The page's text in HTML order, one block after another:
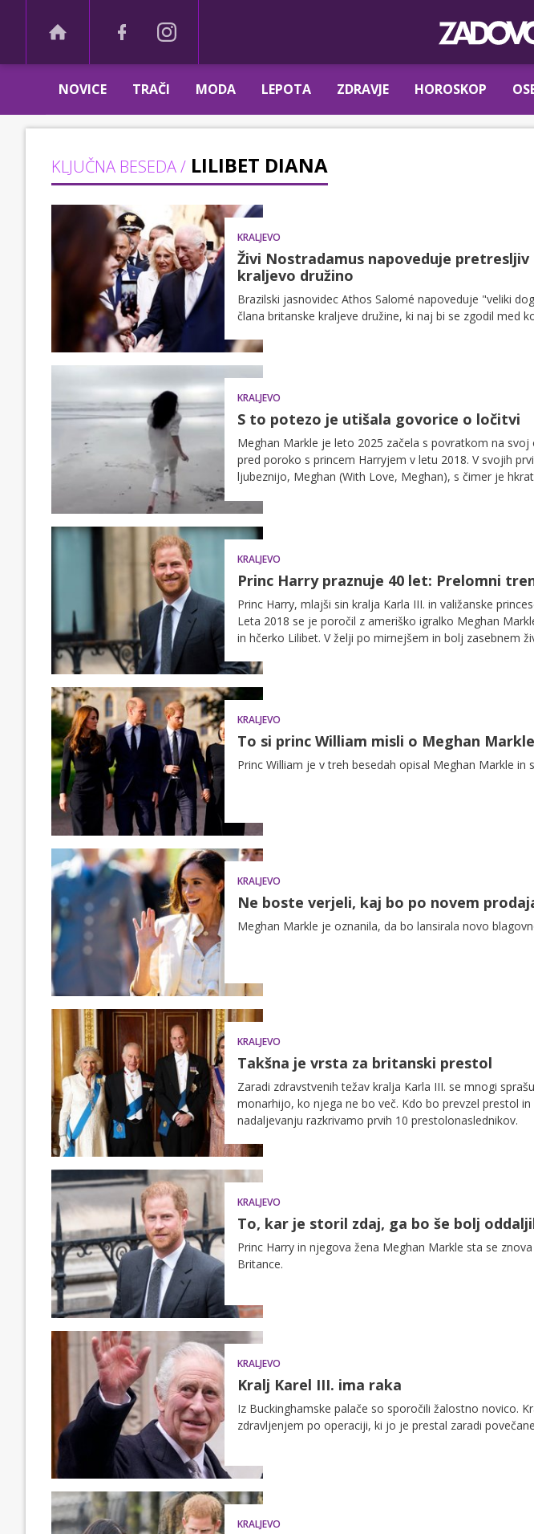
NOVICE TRAČI MODA LEPOTA ZDRAVJE HOROSKOP
KLJUČNA BESEDA / LILIBET DIANA
KRALJEVO
Živi Nostradamus napoveduje
kraljevo družino
Brazilski jasnovidec Athos Salomé napoveduje "veliki
člana britanske kraljeve družine, ki naj bi se zgodil med
KRALJEVO
S to potezo je utišala govorice o ločitvi
Meghan Markle je leto 2025 začela s povratkom na
pred poroko s princem Harryjem v letu 2018. V svojih
ljubeznijo, Meghan (With Love, Meghan), s čimer je
KRALJEVO
Princ Harry praznuje 40 let: Prelomni
Princ Harry, mlajši sin kralja Karla III. in valižanske
Leta 2018 se je poročil z ameriško igralko Meghan
in hčerko Lilibet. V želji po mirnejšem in bolj zasebnem
KRALJEVO
To si princ William misli o Meghan Markle
Princ William je v treh besedah opisal Meghan Markle in
KRALJEVO
Ne boste verjeli, kaj bo po novem
Meghan Markle je oznanila, da bo lansirala novo
KRALJEVO
Takšna je vrsta za britanski prestol
Zaradi zdravstvenih težav kralja Karla III. se mnogi
monarhijo, ko njega ne bo več. Kdo bo prevzel prestol
nadaljevanju razkrivamo prvih 10 prestolonaslednikov.
KRALJEVO
To, kar je storil zdaj, ga bo še bolj
Princ Harry in njegova žena Meghan Markle sta se
Britance.
KRALJEVO
Kralj Karel III. ima raka
Iz Buckinghamske palače so sporočili žalostno novico.
zdravljenjem po operaciji, ki jo je prestal zaradi
KRALJEVO